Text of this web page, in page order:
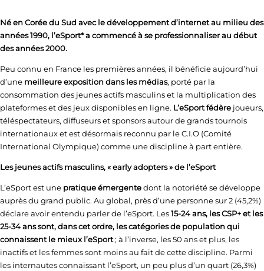
Né en Corée du Sud avec le développement d’internet au milieu des
années 1990, l’eSport* a commencé à se professionnaliser au début
des années 2000.
Peu connu en France les premières années, il bénéficie aujourd’hui
d’une meilleure exposition dans les médias, porté par la
consommation des jeunes actifs masculins et la multiplication des
plateformes et des jeux disponibles en ligne. L’eSport fédère joueurs,
téléspectateurs, diffuseurs et sponsors autour de grands tournois
internationaux et est désormais reconnu par le C.I.O (Comité
International Olympique) comme une discipline à part entière.
Les jeunes actifs masculins, « early adopters » de l’eSport
L’eSport est une pratique émergentedont la notoriété se développe
auprès du grand public. Au global, près d’une personne sur 2 (45,2%)
déclare avoir entendu parler de l’eSport. Les15-24 ans, les CSP+ et les
25-34 ans sont, dans cet ordre, les catégories de population qui
connaissent le mieux l’eSport; à l’inverse, les 50 ans et plus, les
inactifs et les femmes sont moins au fait de cette discipline. Parmi
les internautes connaissant l’eSport, un peu plus d’un quart (26,3%)